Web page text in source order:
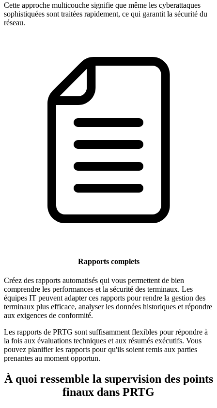
Cette approche multicouche signifie que même les cyberattaques
sophistiquées sont traitées rapidement, ce qui garantit la sécurité du
réseau.
Rapports complets
Créez des rapports automatisés qui vous permettent de bien
comprendre les performances et la sécurité des terminaux. Les
équipes IT peuvent adapter ces rapports pour rendre la gestion des
terminaux plus efficace, analyser les données historiques et répondre
aux exigences de conformité.
Les rapports de PRTG sont suffisamment flexibles pour répondre à
la fois aux évaluations techniques et aux résumés exécutifs. Vous
pouvez planifier les rapports pour qu'ils soient remis aux parties
prenantes au moment opportun.
À quoi ressemble la supervision des points
finaux dans PRTG